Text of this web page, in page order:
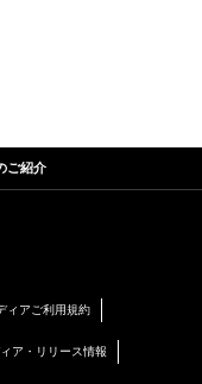
ご紹介
ィアご利用規約
ィア・リリース情報